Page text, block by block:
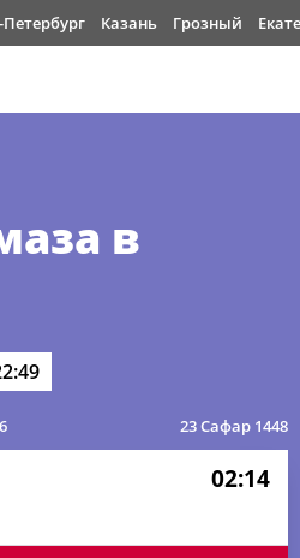
Казань Грозный
в
23 Сафар 1448
02:14